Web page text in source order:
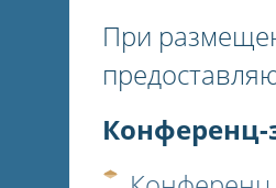
При
Конференц-